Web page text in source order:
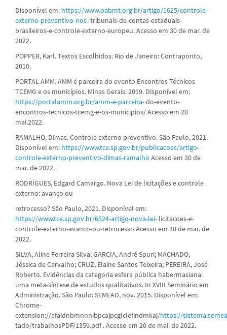
Disponível em: https://www.oabmt.org.br/artigo/1625/controle-
externo-preventivo-nos-tribunais-de-contas-estaduais-
brasileiros-e-controle-externo-europeu. Acesso em 30 de mar. de
2022.
POPPER, Karl. Textos Escolhidos. Rio de Janeiro: Contraponto,
2010.
PORTAL AMM. AMM é parceira do evento Encontros Técnicos
TCEMG e os municípios. Minas Gerais: 2019. Disponível em:
https://portalamm.org.br/amm-e-parceira-do-evento-
encontros-tecnicos-tcemg-e-os-municipios/ Acesso em 20
mai.2022.
RAMALHO, Dimas. Controle externo preventivo. São Paulo, 2021.
Disponível em: https://www.tce.sp.gov.br/publicacoes/artigo-
controle-externo-preventivo-dimas-ramalho Acesso em 30 de
mar. de 2022.
RODRIGUES, Edgard Camargo. Nova Lei de licitações e controle
externo: avanço ou
retrocesso? São Paulo, 2021. Disponível em:
https://www.tce.sp.gov.br/6524-artigo-nova-lei- licitacoes-e-
controle-externo-avanco-ou-retrocesso Acesso em 30 de mar. de
2022.
SILVA, Aline Ferreira Silva; GARCIA, André Spuri; MACHADO,
Jéssica de Carvalho; CRUZ, Elaine Santos Teixeira; PEREIRA, José
Roberto. Evidências da categoria esfera pública habermasiana:
uma meta-síntese de estudos qualitativos. In XVIII Seminário em
Administração. São Paulo: SEMEAD, nov. 2015. Disponível em:
Chrome-
extension://efaidnbmnnnibpcajpcglclefindmkaj/https://
tado/trabalhosPDF/1359.pdf . Acesso em 20 de mai. de 2022.